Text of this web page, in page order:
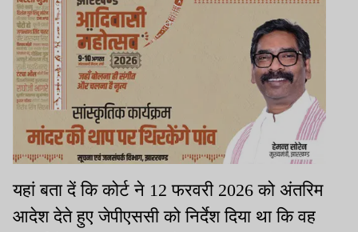
यहां बता दें कि कोर्ट ने 12 फरवरी 2026 को अंतरिम
आदेश देते हुए जेपीएससी को निर्देश दिया था कि वह